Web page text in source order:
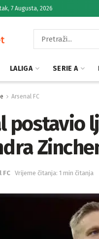
7 Augusta, 2026
LALIGA SERIE A
Arsenal FC
postavio
FC Vrijeme čitanja: 1 min čitanja